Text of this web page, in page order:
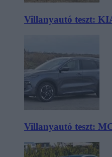
Villanyautó teszt:
Villanyautó teszt: